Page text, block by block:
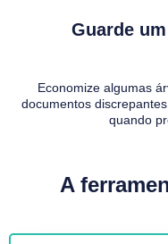
Guarde
Economize algumas
documentos
quando
A